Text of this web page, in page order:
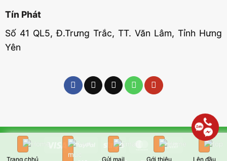
Tín Phát
Số 41 QL5, Đ.Trưng Trắc, TT. Văn Lâm, Tỉnh Hưng
Yên
Visa PayPal Stripe MasterCard
Trang chhủ Gửi mail Gới thiệu Lên đầu